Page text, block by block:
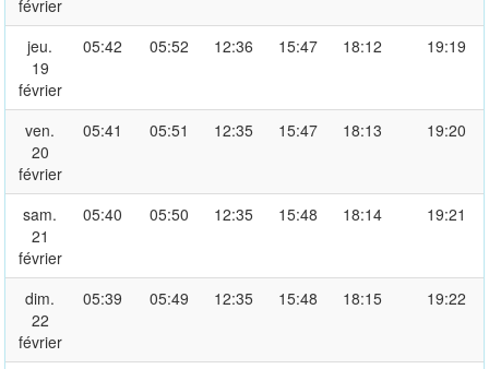
février
jeu.
19
février
05:42 05:52 12:36 15:47 18:12 19:19
ven.
20
février
05:41 05:51 12:35 15:47 18:13 19:20
sam.
21
février
05:40 05:50 12:35 15:48 18:14 19:21
dim.
22
février
05:39 05:49 12:35 15:48 18:15 19:22